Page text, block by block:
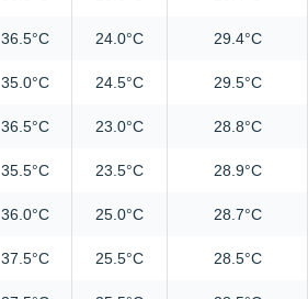
36.5°C 24.0°C 29.4°C
35.0°C 24.5°C 29.5°C
36.5°C 23.0°C 28.8°C
35.5°C 23.5°C 28.9°C
36.0°C 25.0°C 28.7°C
37.5°C 25.5°C 28.5°C